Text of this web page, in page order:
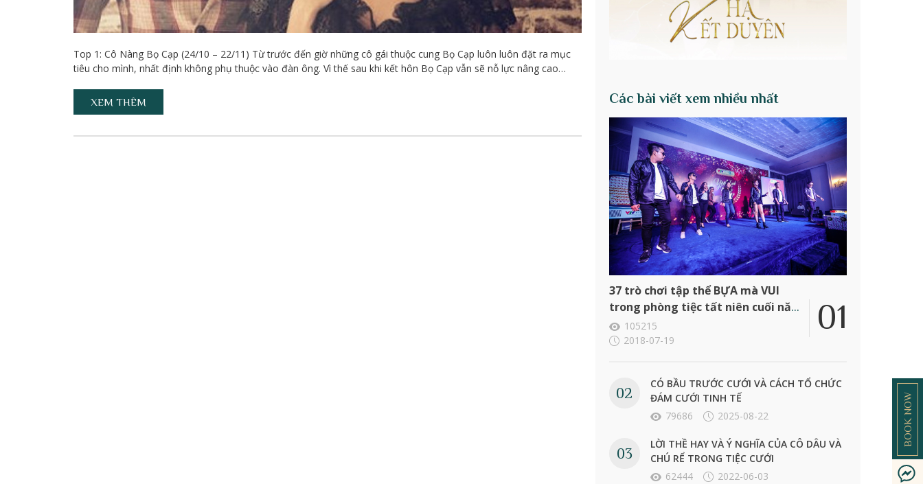
Top 1: Cô Nàng Bọ Cạp (24/10 – 22/11) Từ trước đến giờ những cô gái thuộc cung Bọ Cạp luôn luôn đặt ra mục
tiêu cho mình, nhất định không phụ thuộc vào đàn ông. Vì thế sau khi kết hôn Bọ Cạp vẫn sẽ nỗ lực nâng cao…
XEM THÊM Các bài viết xem nhiều nhất
37 trò chơi tập thể BỰA mà VUI
trong phòng tiệc tất niên cuối năm
công ty
105215
2018-07-19
CÓ BẦU TRƯỚC CƯỚI VÀ CÁCH TỔ CHỨC
ĐÁM CƯỚI TINH TẾ
79686
2025-08-22
LỜI THỀ HAY VÀ Ý NGHĨA CỦA CÔ DÂU VÀ
CHÚ RỂ TRONG TIỆC CƯỚI
62444
2022-06-03
BOOK NOW